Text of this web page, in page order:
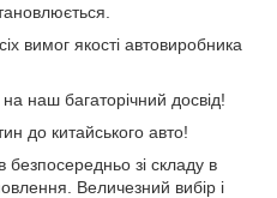
вимог якості автовиробника
наш багаторічний досвід!
до китайського авто!
зі складу в
Величезний вибір і